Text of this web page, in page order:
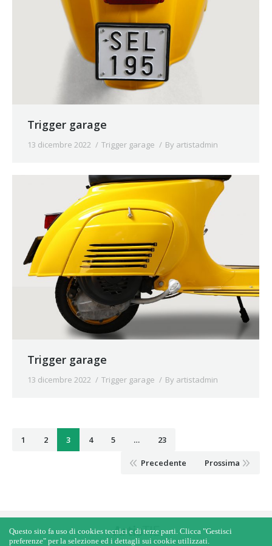
Trigger garage
13 dicembre 2022 Trigger garage By artistadmin
Trigger garage
13 dicembre 2022 Trigger garage By artistadmin
1 2 3 4 5 … 23
Precedente Prossima
Questo sito fa uso di cookies tecnici e di terze parti. Clicca "Gestisci
preferenze" per la selezione ed i dettagli sui cookie utilizzati.